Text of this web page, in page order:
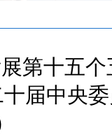
第十五
届中央